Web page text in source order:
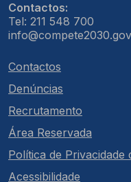
Contactos:
Tel: 211 548 700
Contactos
Denúncias
Recrutamento
Área Reservada
Política de Privacidade
Acessibilidade